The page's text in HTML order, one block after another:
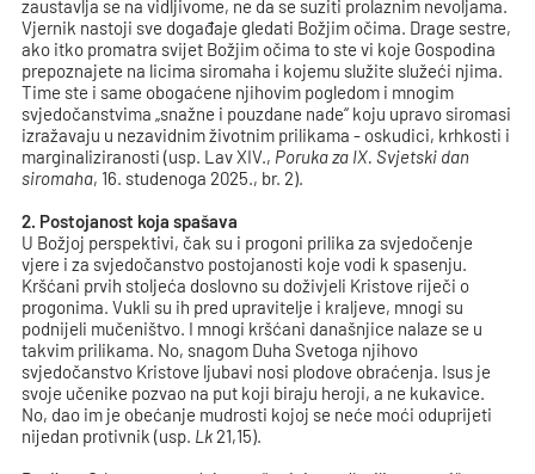
zaustavlja se na vidljivome, ne da se suziti prolaznim nevoljama.
Vjernik nastoji sve događaje gledati Božjim očima. Drage sestre,
ako itko promatra svijet Božjim očima to ste vi koje Gospodina
prepoznajete na licima siromaha i kojemu služite služeći njima.
Time ste i same obogaćene njihovim pogledom i mnogim
svjedočanstvima „snažne i pouzdane nade“ koju upravo siromasi
izražavaju u nezavidnim životnim prilikama - oskudici, krhkosti i
marginaliziranosti (usp. Lav XIV., Poruka za IX. Svjetski dan
siromaha, 16. studenoga 2025., br. 2).
2. Postojanost koja spašava
U Božjoj perspektivi, čak su i progoni prilika za svjedočenje
vjere i za svjedočanstvo postojanosti koje vodi k spasenju.
Kršćani prvih stoljeća doslovno su doživjeli Kristove riječi o
progonima. Vukli su ih pred upravitelje i kraljeve, mnogi su
podnijeli mučeništvo. I mnogi kršćani današnjice nalaze se u
takvim prilikama. No, snagom Duha Svetoga njihovo
svjedočanstvo Kristove ljubavi nosi plodove obraćenja. Isus je
svoje učenike pozvao na put koji biraju heroji, a ne kukavice.
No, dao im je obećanje mudrosti kojoj se neće moći oduprijeti
nijedan protivnik (usp. Lk 21,15).